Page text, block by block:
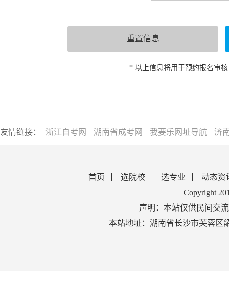
* 以上信息将用于预约报名审
友情链接： 浙江自考网 湖南省成考网 我要乐网址导航 济
首页 选院校 选专业
动态资
Copyright
声明：本站仅供民间交
本站地址：湖南省长沙市芙蓉区